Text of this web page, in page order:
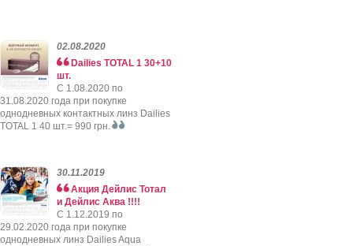
02.08.2020
Dailies TOTAL 1 30+10
шт.
C 1.08.2020 по
31.08.2020 года при покупке
однодневных контактных линз Dailies
TOTAL 1 40 шт.= 990 грн.
30.11.2019
Акция Дейлис Тотал
и Дейлис Аква !!!!
C 1.12.2019 по
29.02.2020 года при покупке
однодневных линз Dailies Aqua